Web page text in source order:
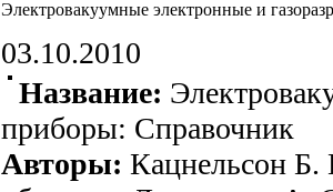
Электровакуумные электронные и
03.10.2010
Название:
приборы: Справочник
Авторы: Кацнельсон